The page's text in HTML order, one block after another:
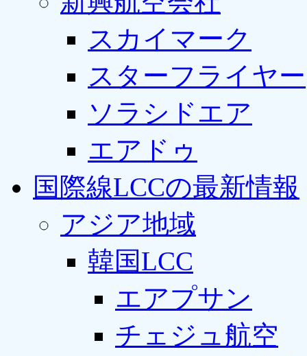
スカイマーク
スターフライヤー
ソラシドエア
エアドゥ
国際線LCCの最新情報
アジア地域
韓国LCC
エアプサン
チェジュ航空